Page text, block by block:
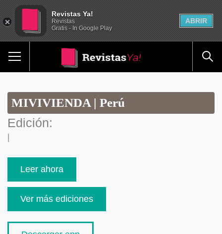
MIVIVIENDA | Perú
Edición:
|
Leer ahora
Ver más ediciones
Revistas Ya!
Revistas
Gratis - In Google Play
ABRIR